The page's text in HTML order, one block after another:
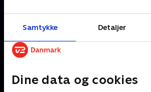
Samtykke Detaljer
Dine data og cookies